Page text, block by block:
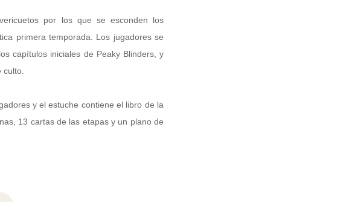
por los que se esconden los
primera temporada. Los jugadores se
capítulos iniciales de Peaky Blinders, y
y el estuche contiene el libro de la
13 cartas de las etapas y un plano de